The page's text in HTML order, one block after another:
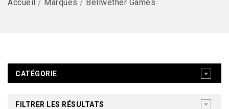
Accueil / Marques / Bellwether Games
CATÉGORIE
FILTRER LES RÉSULTATS